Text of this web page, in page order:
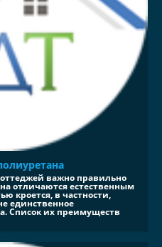
важно правильно
отличаются естественным
кроется, в частности,
единственное
Список их преимуществ